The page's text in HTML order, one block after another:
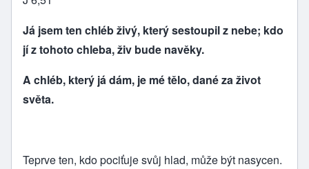
Já jsem ten chléb živý, který sestoupil z nebe; kdo
jí z tohoto chleba, živ bude navěky.
A chléb, který já dám, je mé tělo, dané za život
světa.
Teprve ten, kdo pociťuje svůj hlad, může být nasycen.